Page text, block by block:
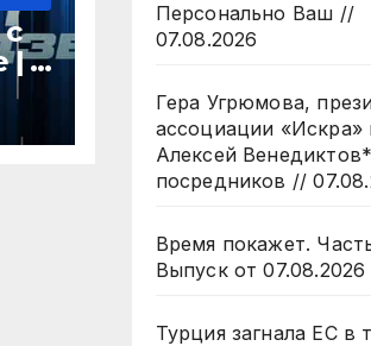
| 7
Персонально Ваш //
07.08.2026
Гера Угрюмова,
ассоциации «Искра»
Алексей
посредников //
Время покажет.
Выпуск от 07.08.2026
Турция загнала ЕС в